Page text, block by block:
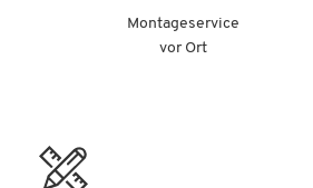
Montageservice
vor Ort